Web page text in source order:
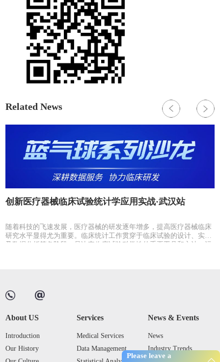
Please leave a
Related News
创新医疗器械临床试验统计学应用实战·武汉站
随着科技的飞速发展，医疗器械的研发逐年增多，提高医疗器械临床
研究水平显得尤为重要。临床统计工作贯穿于临床试验的设计、实施
及数据分析等各阶段，是决定临床试验科学性的重要工具和方法。运
About US
Introduction
Our History
Services
Medical Services
Data Management
News & Events
News
Industry Trends